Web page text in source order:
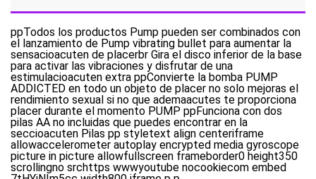
ppTodos los productos Pump pueden ser combinados con
el lanzamiento de Pump vibrating bullet para aumentar la
sensacioacuten de placerbr Gira el disco inferior de la base
para activar las vibraciones y disfrutar de una
estimulacioacuten extra ppConvierte la bomba PUMP
ADDICTED en todo un objeto de placer no solo mejoras el
rendimiento sexual si no que ademaacutes te proporciona
placer durante el momento PUMP ppFunciona con dos
pilas AA no incluidas que puedes encontrar en la
seccioacuten Pilas pp styletext align centeriframe
allowaccelerometer autoplay encrypted media gyroscope
picture in picture allowfullscreen frameborder0 height350
scrollingno srchttps wwwyoutube nocookiecom embed